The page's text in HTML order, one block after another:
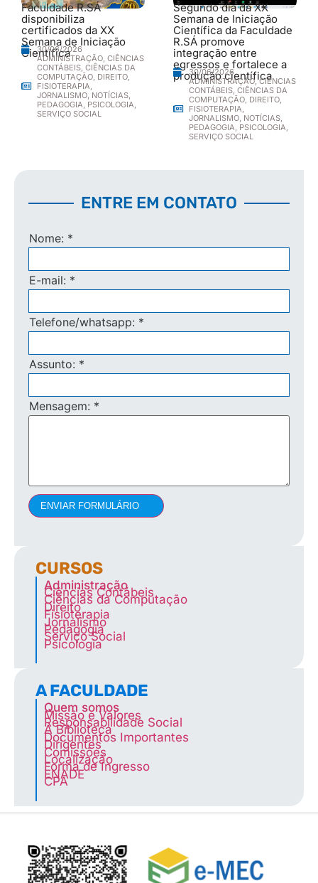
Faculdade R.SÁ
disponibiliza
certificados da XX
Semana de Iniciação
Científica
30/06/2026
ADMINISTRAÇÃO, CIÊNCIAS
CONTÁBEIS, CIÊNCIAS DA
COMPUTAÇÃO, DIREITO,
FISIOTERAPIA,
JORNALISMO, NOTÍCIAS,
PEDAGOGIA, PSICOLOGIA,
SERVIÇO SOCIAL
Segundo dia da XX
Semana de Iniciação
Científica da Faculdade
R.SÁ promove
integração entre
egressos e fortalece a
produção científica
30/06/2026
ADMINISTRAÇÃO,CIÊNCIAS
CONTÁBEIS, CIÊNCIAS DA
COMPUTAÇÃO, DIREITO,
FISIOTERAPIA,
JORNALISMO, NOTÍCIAS,
PEDAGOGIA, PSICOLOGIA,
SERVIÇO SOCIAL
ENTRE EM CONTATO
Nome: *
E-mail: *
Telefone/whatsapp: *
Assunto: *
Mensagem: *
ENVIAR FORMULÁRIO
CURSOS
Administração
Ciências Contábeis
Ciências da Computação
Direito
Fisioterapia
Jornalismo
Pedagogia
Serviço Social
Psicologia
A FACULDADE
Quem somos
Missão e Valores
Responsabilidade Social
A Biblioteca
Documentos Importantes
Dirigentes
Comissões
Localização
Forma de Ingresso
ENADE
CPA